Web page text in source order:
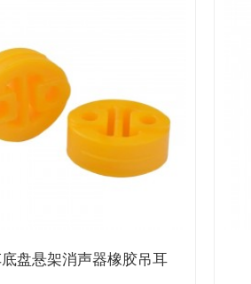
盘悬架消声器橡胶吊耳